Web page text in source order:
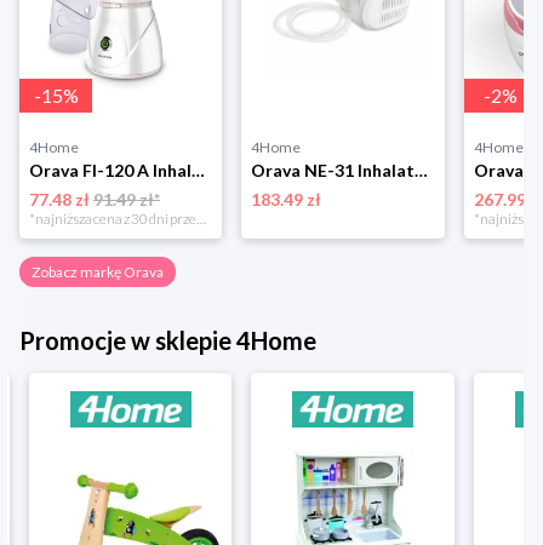
-15%
4Home
Orava FI-120 A Inhalator i sauna do twarzy
77.48 zł91.49 zł*
4Home
Orava NE-31 Inhalator kompresorowy
183.49 zł
-2%
4Home
267.99 zł
Zobacz markę Orava
Promocje w sklepie 4Home